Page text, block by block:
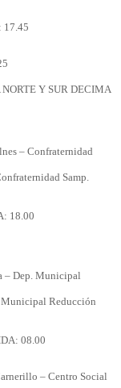
17.45
Y SUR DECIMA
– Confraternidad
Samp.
18.00
– Dep. Municipal
Municipal Reducción
08.00
– Centro Social